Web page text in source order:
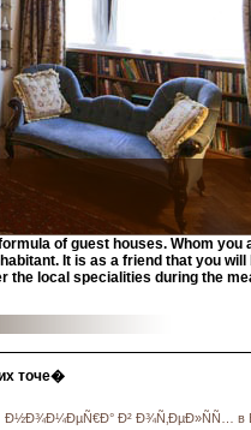
of guest houses. Whom you
It is as a friend that you will
the local specialities during the
точе�
Ð½Ð¾Ð¼ÐµÑ€Ð° Ð² Ð¾Ñ‚ÐµÐ»ÑÑ… в